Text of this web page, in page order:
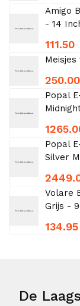
Amigo
- 14
111.50
250.00
Popal
Popal
Silver
Volare
Grijs -
134.95
De